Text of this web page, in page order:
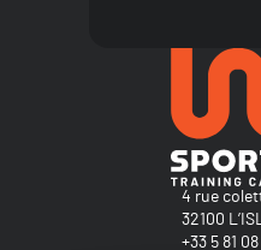
4 rue
32100
+33 5 81